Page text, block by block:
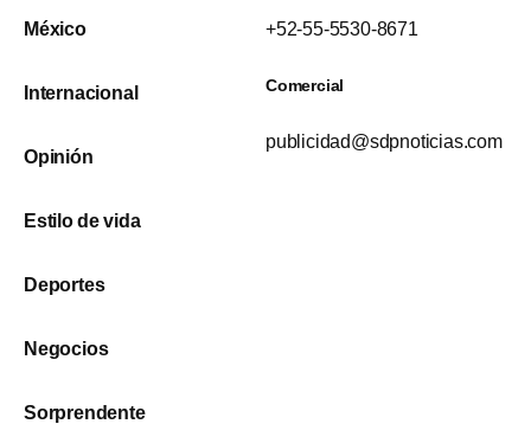
México
Internacional
Opinión
Estilo de vida
Deportes
Negocios
Sorprendente
+52-55-5530-8671
Comercial
publicidad@sdpnoticias.com